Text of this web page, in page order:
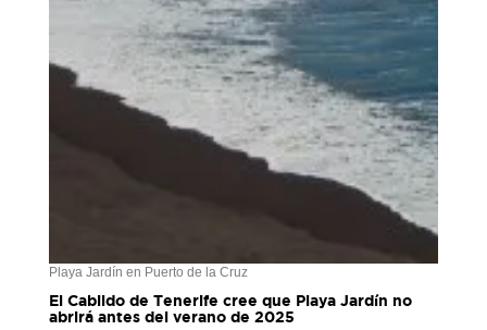
Playa Jardín en Puerto de la Cruz
El Cabildo de Tenerife cree que Playa Jardín no
abrirá antes del verano de 2025